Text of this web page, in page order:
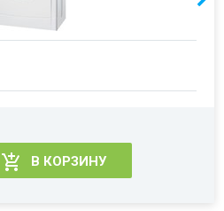
В КОРЗИНУ